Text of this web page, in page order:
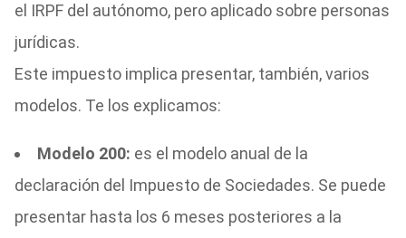
el IRPF del autónomo, pero aplicado sobre personas
jurídicas.
Este impuesto implica presentar, también, varios
modelos. Te los explicamos:
Modelo 200: es el modelo anual de la
declaración del Impuesto de Sociedades. Se puede
presentar hasta los 6 meses posteriores a la